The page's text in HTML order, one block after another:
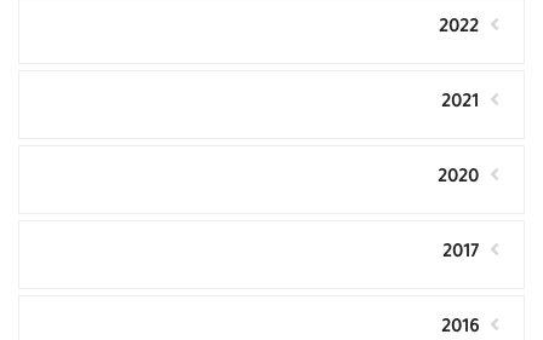
2022
2021
2020
2017
2016